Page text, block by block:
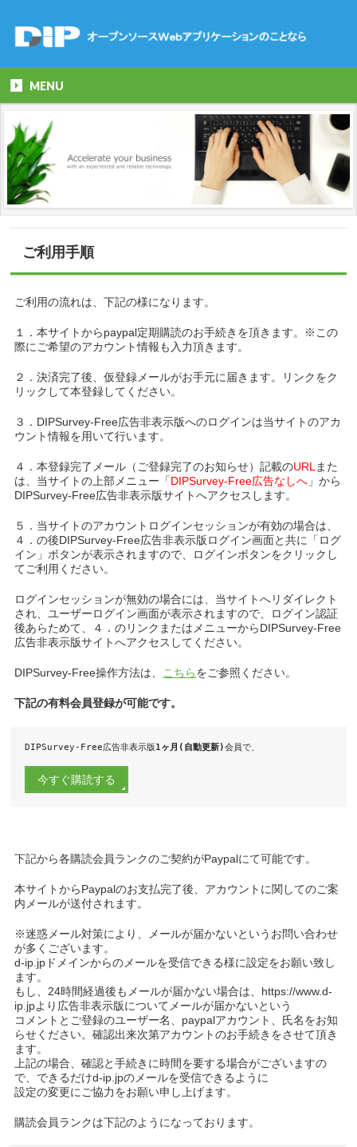
MENU
ご利用手順
ご利用の流れは、下記の様になります。
１．本サイトからpaypal定期購読のお手続きを頂きます。※この
際にご希望のアカウント情報も入力頂きます。
２．決済完了後、仮登録メールがお手元に届きます。リンクをク
リックして本登録してください。
３．DIPSurvey-Free広告非表示版へのログインは当サイトのアカ
ウント情報を用いて行います。
４．本登録完了メール（ご登録完了のお知らせ）記載のURLまた
は、当サイトの上部メニュー「DIPSurvey-Free広告なしへ 」から
DIPSurvey-Free広告非表示版サイトへアクセスします。
５．当サイトのアカウントログインセッションが有効の場合は、
４．の後DIPSurvey-Free広告非表示版ログイン画面と共に「ログ
イン」ボタンが表示されますので、ログインボタンをクリックし
てご利用ください。
ログインセッションが無効の場合には、当サイトへリダイレクト
され、ユーザーログイン画面が表示されますので、ログイン認証
後あらためて、４．のリンクまたはメニューからDIPSurvey-Free
広告非表示版サイトへアクセスしてください。
DIPSurvey-Free操作方法は、 こちらをご参照ください。
下記の有料会員登録が可能です。
DIPSurvey-Free広告非表示版1ヶ月(自動更新)会員で、
下記から各購読会員ランクのご契約がPaypalにて可能です。
本サイトからPaypalのお支払完了後、アカウントに関してのご案
内メールが送付されます。
※迷惑メール対策により、メールが届かないというお問い合わせ
が多くございます。
d-ip.jpドメインからのメールを受信できる様に設定をお願い致し
ます。
もし、24時間経過後もメールが届かない場合は、https://www.d-
ip.jpより広告非表示版についてメールが届かないという
コメントとご登録のユーザー名、paypalアカウント、氏名をお知
らせください。確認出来次第アカウントのお手続きをさせて頂き
ます。
上記の場合、確認と手続きに時間を要する場合がございますの
で、できるだけd-ip.jpのメールを受信できるように
設定の変更にご協力をお願い申し上げます。
購読会員ランクは下記のようになっております。